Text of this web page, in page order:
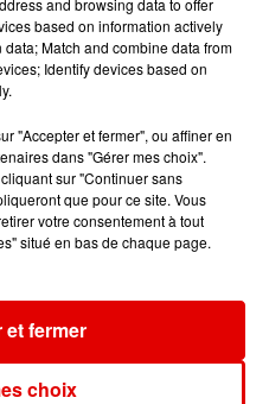
based on information actively
Match and combine data from
Identify devices based on
"Accepter et fermer", ou affiner en
dans "Gérer mes choix".
sur "Continuer sans
que pour ce site. Vous
votre consentement à tout
situé en bas de chaque page.
choix
et fermer